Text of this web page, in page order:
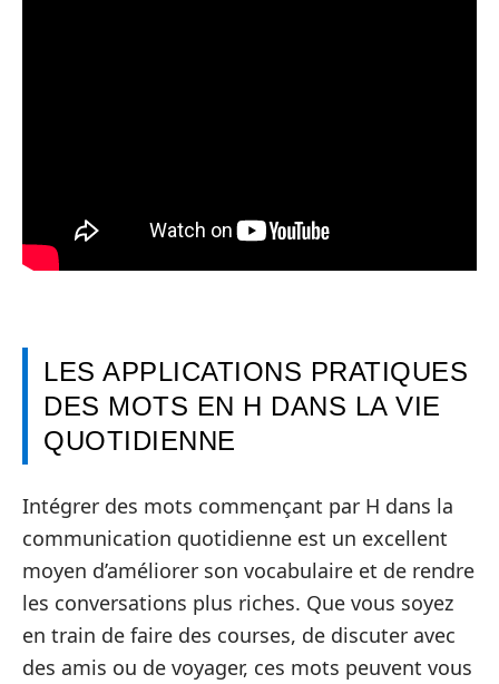
LES APPLICATIONS PRATIQUES
DES MOTS EN H DANS LA VIE
QUOTIDIENNE
Intégrer des mots commençant par H dans la
communication quotidienne est un excellent
moyen d’améliorer son vocabulaire et de rendre
les conversations plus riches. Que vous soyez
en train de faire des courses, de discuter avec
des amis ou de voyager, ces mots peuvent vous